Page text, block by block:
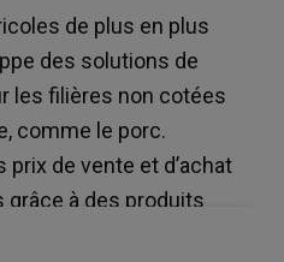
de plus en plus
des solutions de
les filières non cotées
comme le porc.
de vente et d’achat
à des produits